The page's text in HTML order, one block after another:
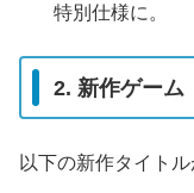
特別仕様に。
2. 新作ゲーム
以下の新作タイト